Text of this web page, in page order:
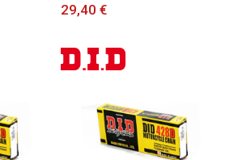
29,40 €